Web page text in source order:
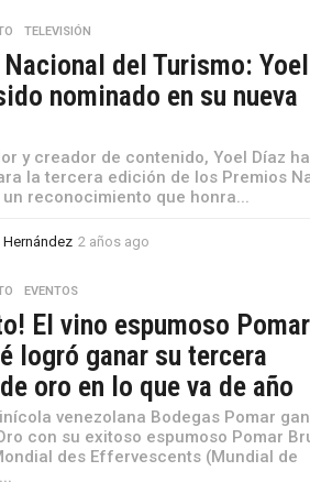
g
,TELEVISIÓN
del Turismo: Yoel
nominado en su nueva
y creador de contenido, Yoel Díaz
la tercera edición de los Premios
reconocimiento que honra...
Hernández 2 años ago
s
g
,EVENTOS
El vino espumoso Pomar
logró ganar su tercera
oro en lo que va de año
venezolana Bodegas Pomar
con su exitoso espumoso Pomar
des Effervescents (Mundial de